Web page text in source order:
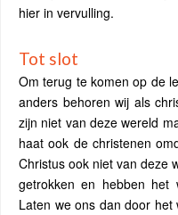
hier in vervulling.
Tot slot
Om terug te komen op de
anders behoren wij als
zijn niet van deze wereld
haat ook de christenen
Christus ook niet van deze
getrokken en hebben het
Laten we ons dan door